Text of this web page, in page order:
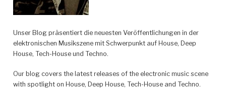
Unser Blog präsentiert die neuesten Veröffentlichungen in der
elektronischen Musikszene mit Schwerpunkt auf House, Deep
House, Tech-House und Techno.
Our blog covers the latest releases of the electronic music scene
with spotlight on House, Deep House, Tech-House and Techno.